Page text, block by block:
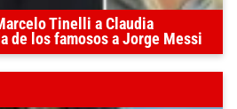
Tinelli a Claudia
de los famosos a Jorge Messi